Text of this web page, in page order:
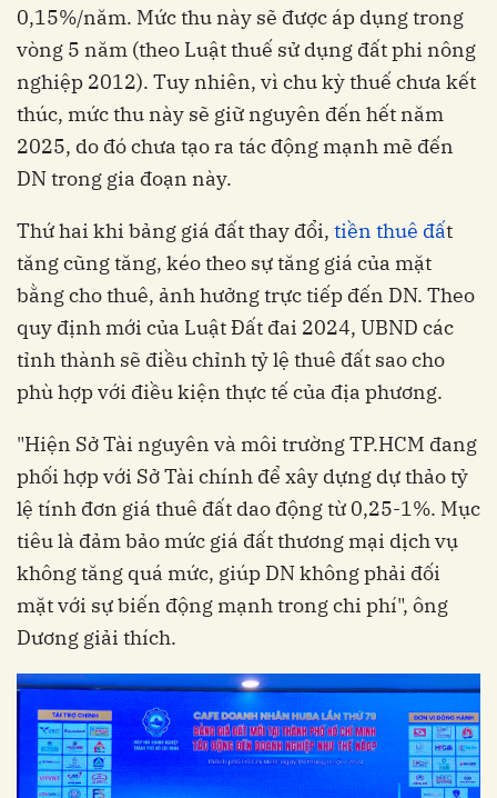
0,15%/năm. Mức thu này sẽ được áp dụng trong
vòng 5 năm (theo Luật thuế sử dụng đất phi nông
nghiệp 2012). Tuy nhiên, vì chu kỳ thuế chưa kết
thúc, mức thu này sẽ giữ nguyên đến hết năm
2025, do đó chưa tạo ra tác động mạnh mẽ đến
DN trong gia đoạn này.
Thứ hai khi bảng giá đất thay đổi, tiền thuê đất
tăng cũng tăng, kéo theo sự tăng giá của mặt
bằng cho thuê, ảnh hưởng trực tiếp đến DN. Theo
quy định mới của Luật Đất đai 2024, UBND các
tỉnh thành sẽ điều chỉnh tỷ lệ thuê đất sao cho
phù hợp với điều kiện thực tế của địa phương.
"Hiện Sở Tài nguyên và môi trường TP.HCM đang
phối hợp với Sở Tài chính để xây dựng dự thảo tỷ
lệ tính đơn giá thuê đất dao động từ 0,25-1%. Mục
tiêu là đảm bảo mức giá đất thương mại dịch vụ
không tăng quá mức, giúp DN không phải đối
mặt với sự biến động mạnh trong chi phí", ông
Dương giải thích.